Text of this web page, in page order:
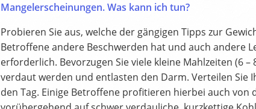
Mangelerscheinungen. Was kann ich tun?
Probieren Sie aus, welche der gängigen Tipps zur
Betroffene andere Beschwerden hat und auch andere
erforderlich. Bevorzugen Sie viele kleine Mahlzeiten (6
verdaut werden und entlasten den Darm. Verteilen
den Tag. Einige Betroffene profitieren hierbei auch von